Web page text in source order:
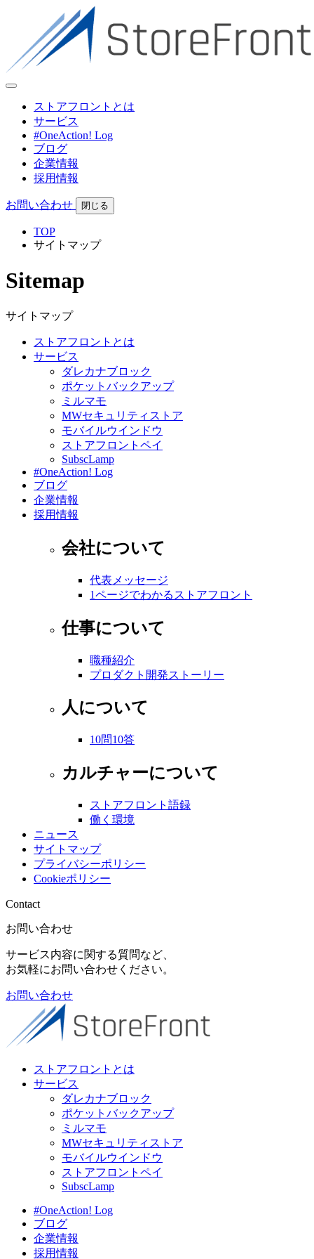
ストアフロントとは
サービス
#OneAction! Log
ブログ
企業情報
採用情報
お問い合わせ 閉じる
TOP
サイトマップ
Sitemap
サイトマップ
ストアフロントとは
サービス
ダレカナブロック
ポケットバックアップ
ミルマモ
MWセキュリティストア
モバイルウインドウ
ストアフロントペイ
SubscLamp
#OneAction! Log
ブログ
企業情報
採用情報
会社について
代表メッセージ
1ページでわかるストアフロント
仕事について
職種紹介
プロダクト開発ストーリー
人について
10問10答
カルチャーについて
ストアフロント語録
働く環境
ニュース
サイトマップ
プライバシーポリシー
Cookieポリシー
Contact
お問い合わせ
サービス内容に関する質問など、
お気軽にお問い合わせください。
お問い合わせ
ストアフロントとは
サービス
ダレカナブロック
ポケットバックアップ
ミルマモ
MWセキュリティストア
モバイルウインドウ
ストアフロントペイ
SubscLamp
#OneAction! Log
ブログ
企業情報
採用情報